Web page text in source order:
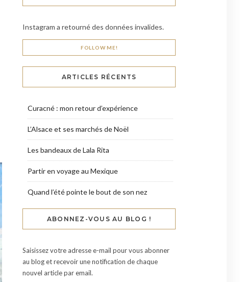
Instagram a retourné des données invalides.
FOLLOW ME!
ARTICLES RÉCENTS
Curacné : mon retour d’expérience
L’Alsace et ses marchés de Noël
Les bandeaux de Lala Rita
Partir en voyage au Mexique
Quand l’été pointe le bout de son nez
ABONNEZ-VOUS AU BLOG !
Saisissez votre adresse e-mail pour vous abonner
au blog et recevoir une notification de chaque
nouvel article par email.